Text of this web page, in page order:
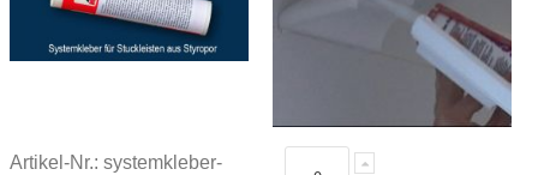
Artikel-Nr.: systemkleber-